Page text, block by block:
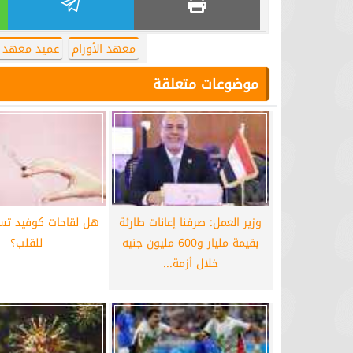
معهد الأورام عميد معهد
موضوعات متعلقة
وزير العمل: صرفنا إعانات طارئة
بقيمة مليار و600 مليون جنيه
خلال أزمة...
هل لقاحات كوفيد
للقلب؟